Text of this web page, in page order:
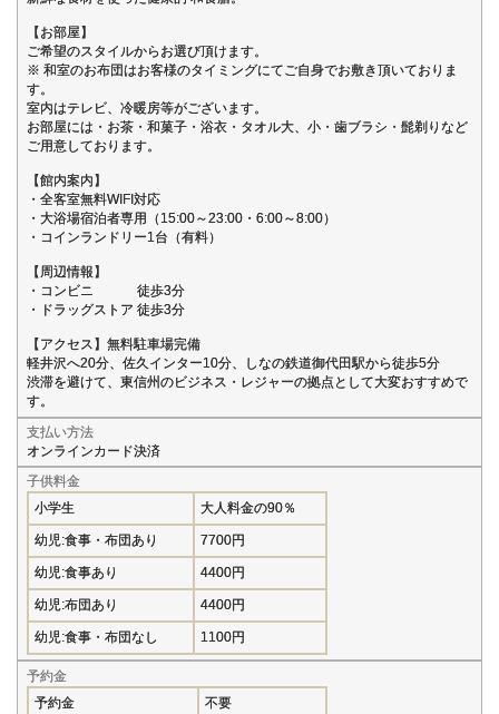
【お部屋】
ご希望のスタイルからお選び頂けます。
※ 和室のお布団はお客様のタイミングにてご自身でお敷き頂いておりま
す。
室内はテレビ、冷暖房等がございます。
お部屋には・お茶・和菓子・浴衣・タオル大、小・歯ブラシ・髭剃りなど
ご用意しております。
【館内案内】
・全客室無料WIFI対応
・大浴場宿泊者専用（15:00～23:00・6:00～8:00）
・コインランドリー1台（有料）
【周辺情報】
・コンビニ 徒歩3分
・ドラッグストア 徒歩3分
【アクセス】無料駐車場完備
軽井沢へ20分、佐久インター10分、しなの鉄道御代田駅から徒歩5分
渋滞を避けて、東信州のビジネス・レジャーの拠点として大変おすすめで
す。
支払い方法
オンラインカード決済
子供料金
小学生
大人料金の90％
幼児:食事・布団あり 7700円
幼児:食事あり 4400円
幼児:布団あり 4400円
幼児:食事・布団なし 1100円
予約金
予約金
不要